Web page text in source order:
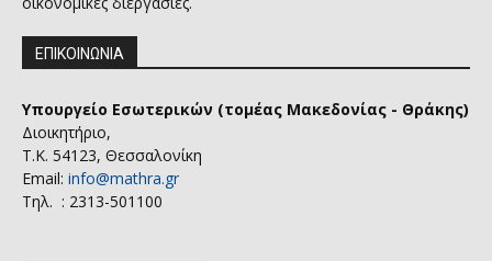
ΕΠΙΚΟΙΝΩΝΙΑ
Υπουργείο Εσωτερικών (τομέας Μακεδονίας - Θράκης)
Διοικητήριο,
Τ.Κ. 54123, Θεσσαλονίκη
Email: info@mathra.gr
Τηλ. : 2313-501100